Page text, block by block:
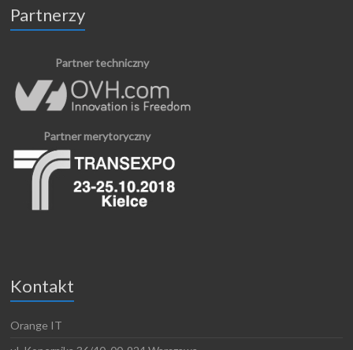
Partnerzy
Partner techniczny
Partner merytoryczny
Kontakt
Orange IT